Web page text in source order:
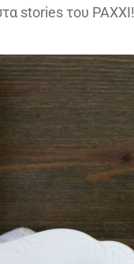
stories του PAXXI!